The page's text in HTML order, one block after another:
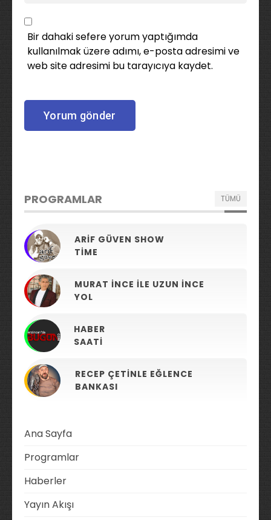
Bir dahaki sefere yorum yaptığımda
kullanılmak üzere adımı, e-posta adresimi ve
web site adresimi bu tarayıcıya kaydet.
PROGRAMLAR TÜMÜ
ARIF GÜVEN SHOW
TIME
MURAT İNCE ILE UZUN İNCE
YOL
HABER
SAATI
RECEP ÇETINLE EĞLENCE
BANKASI
Ana Sayfa
Programlar
Haberler
Yayın Akışı